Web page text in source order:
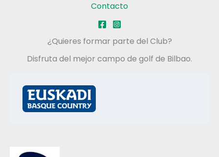
Contacto
¿Quieres formar parte del Club?
Disfruta del mejor campo de golf de Bilbao.